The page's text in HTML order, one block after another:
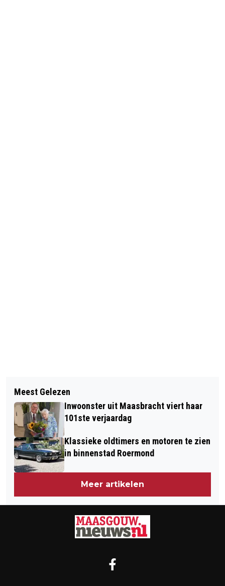
MANTELZORGWAARDERING 2026
AANVRAGEN
OEFINING BRANDWEER: WESSEM IN
HET TEKEN VAN VAKMANSCHAP,
SAMENWERKING EN SPANNING
Meest Gelezen
Inwoonster uit Maasbracht viert haar
101ste verjaardag
Klassieke oldtimers en motoren te zien
in binnenstad Roermond
Meer artikelen